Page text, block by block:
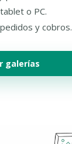
o PC.
y cobros.
galerías